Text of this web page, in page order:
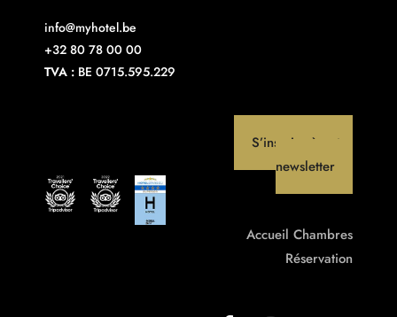
info@myhotel.be
+32 80 78 00 00
TVA : BE 0715.595.229
S’inscrire à notre
newsletter
Accueil Chambres
Réservation